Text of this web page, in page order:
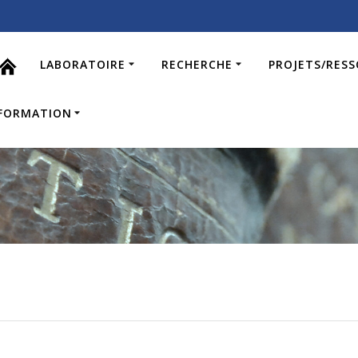
LABORATOIRE RECHERCHE PROJETS/